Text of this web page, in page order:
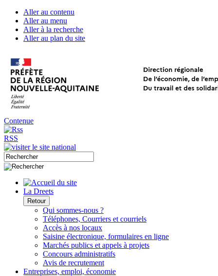
Aller au contenu
Aller au menu
Aller à la recherche
Aller au plan du site
Contenue
RSS
La Dreets
Retour
Qui sommes-nous ?
Téléphones, Courriers et courriels
Accès à nos locaux
Saisine électronique, formulaires en ligne
Marchés publics et appels à projets
Concours administratifs
Avis de recrutement
Entreprises, emploi, économie